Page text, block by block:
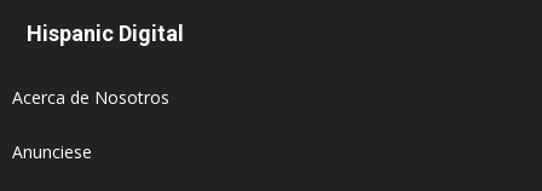
Hispanic Digital
Acerca de Nosotros
Anunciese